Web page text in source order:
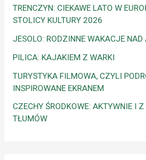
TRENCZYN: CIEKAWE LATO W
STOLICY KULTURY 2026
JESOLO: RODZINNE WAKACJE NAD
PILICA: KAJAKIEM Z WARKI
TURYSTYKA FILMOWA, CZYLI
INSPIROWANE EKRANEM
CZECHY ŚRODKOWE: AKTYWNIE I
TŁUMÓW